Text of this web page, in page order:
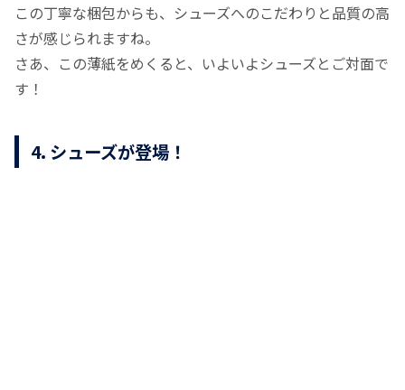
この丁寧な梱包からも、シューズへのこだわりと品質の高
さが感じられますね。
さあ、この薄紙をめくると、いよいよシューズとご対面で
す！
4. シューズが登場！